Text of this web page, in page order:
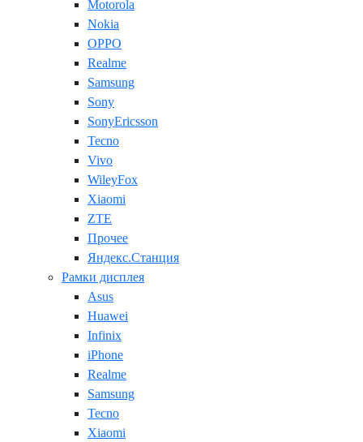
Motorola
Nokia
OPPO
Realme
Samsung
Sony
SonyEricsson
Tecno
Vivo
WileyFox
Xiaomi
ZTE
Прочее
Яндекс.Станция
Рамки дисплея
Asus
Huawei
Infinix
iPhone
Realme
Samsung
Tecno
Xiaomi